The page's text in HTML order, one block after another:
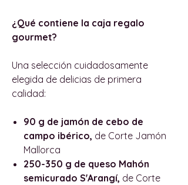
¿Qué contiene la caja regalo
gourmet?
Una selección cuidadosamente
elegida de delicias de primera
calidad:
90 g de jamón de cebo de
campo ibérico, de Corte Jamón
Mallorca
250-350 g de queso Mahón
semicurado S'Arangí, de Corte